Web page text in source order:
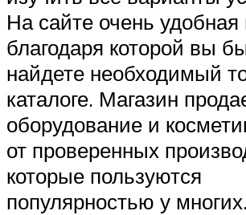
На сайте очень удобная
благодаря которой вы
найдете необходимый
каталоге. Магазин
оборудование и
от проверенных
которые пользуются
популярностью у многих.